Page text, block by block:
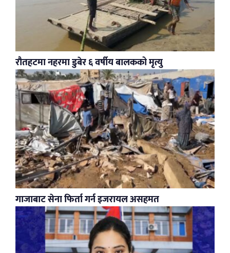
रौतहटमा नहरमा डुबेर ६ वर्षीय बालकको मृत्यु
गाजाबाट सेना फिर्ता गर्न इजरायल असहमत